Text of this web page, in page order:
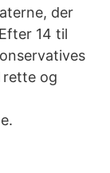
der
14 til
rette og